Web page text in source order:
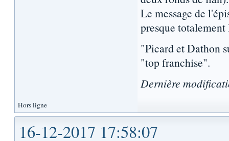
Le message de
presque
"Picard et Dathon
"top franchise".
Dernière
Hors ligne
16-12-2017 17:58:07